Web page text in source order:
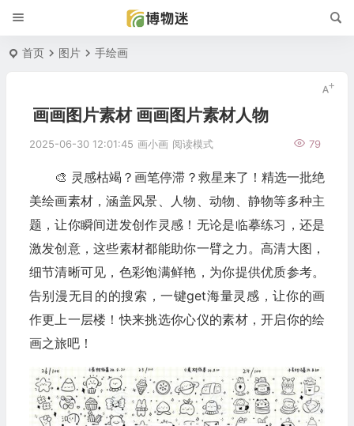
首页 图片 手绘画
画画图片素材 画画图片素材人物
2025-06-30 12:01:45 画小画 79
阅读模式
🎨 灵感枯竭？画笔停滞？救星来了！精选一批绝
美绘画素材，涵盖风景、人物、动物、静物等多种主
题，让你瞬间迸发创作灵感！无论是临摹练习，还是
激发创意，这些素材都能助你一臂之力。高清大图，
细节清晰可见，色彩饱满鲜艳，为你提供优质参考。
告别漫无目的的搜索，一键get海量灵感，让你的画
作更上一层楼！快来挑选你心仪的素材，开启你的绘
画之旅吧！